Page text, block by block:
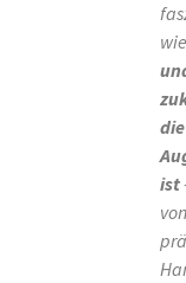
die
ist
von